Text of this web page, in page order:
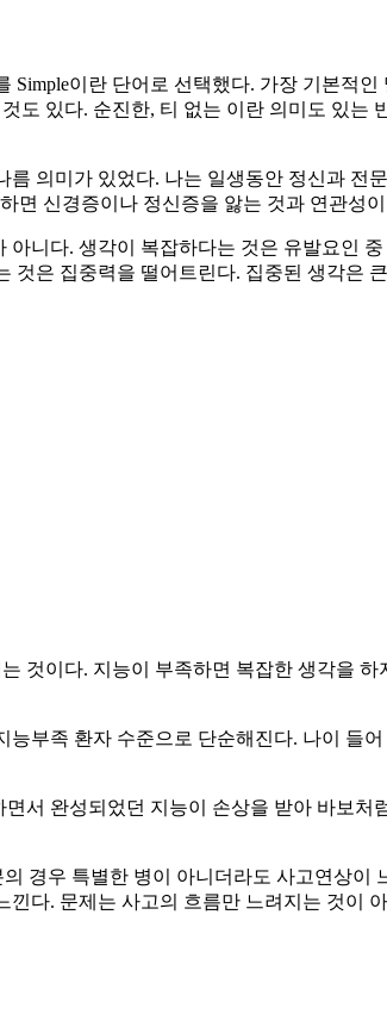
Simple이란 단어로 선택했다. 가장 기본적
도 있다. 순진한, 티 없는 이란 의미도 있는
름 의미가 있었다. 나는 일생동안 정신과
면 신경증이나 정신증을 앓는 것과 연관성
아니다. 생각이 복잡하다는 것은 유발요인
것은 집중력을 떨어트린다. 집중된 생각은
것이다. 지능이 부족하면 복잡한 생각을
부족 환자 수준으로 단순해진다. 나이 들
서 완성되었던 지능이 손상을 받아 바보
경우 특별한 병이 아니더라도 사고연상
다. 문제는 사고의 흐름만 느려지는 것이